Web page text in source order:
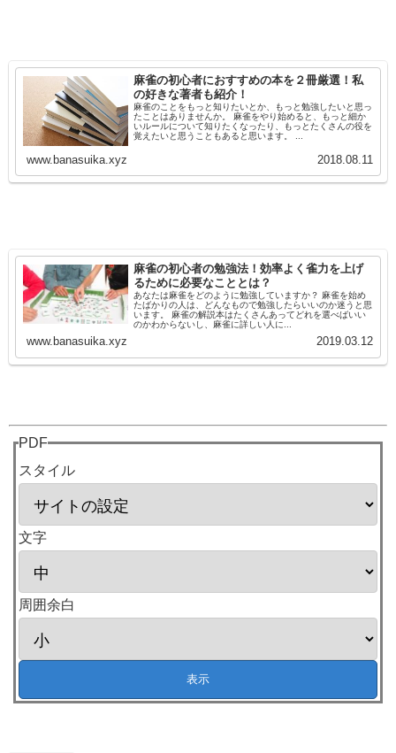
麻雀の初心者におすすめの本を２冊厳選！私
の好きな著者も紹介！
麻雀のことをもっと知りたいとか、もっと勉強したいと思っ
たことはありませんか。 麻雀をやり始めると、もっと細か
いルールについて知りたくなったり、もっとたくさんの役を
覚えたいと思うこともあると思います。 ...
www.banasuika.xyz 2018.08.11
麻雀の初心者の勉強法！効率よく雀力を上げ
るために必要なこととは？
あなたは麻雀をどのように勉強していますか？ 麻雀を始め
たばかりの人は、どんなもので勉強したらいいのか迷うと思
います。 麻雀の解説本はたくさんあってどれを選べばいい
のかわからないし、麻雀に詳しい人に...
www.banasuika.xyz 2019.03.12
PDF
スタイル
文字
周囲余白